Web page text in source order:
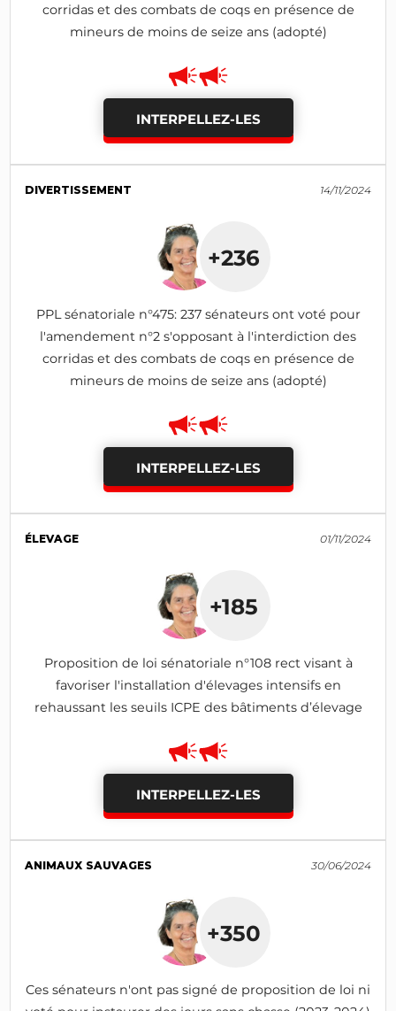
corridas et des combats de coqs en présence de
mineurs de moins de seize ans (adopté)
INTERPELLEZ-LES
DIVERTISSEMENT 14/11/2024
+236
PPL sénatoriale n°475: 237 sénateurs ont voté pour
l'amendement n°2 s'opposant à l'interdiction des
corridas et des combats de coqs en présence de
mineurs de moins de seize ans (adopté)
INTERPELLEZ-LES
ÉLEVAGE 01/11/2024
+185
Proposition de loi sénatoriale n°108 rect visant à
favoriser l'installation d'élevages intensifs en
rehaussant les seuils ICPE des bâtiments d’élevage
INTERPELLEZ-LES
ANIMAUX SAUVAGES 30/06/2024
+350
Ces sénateurs n'ont pas signé de proposition de loi ni